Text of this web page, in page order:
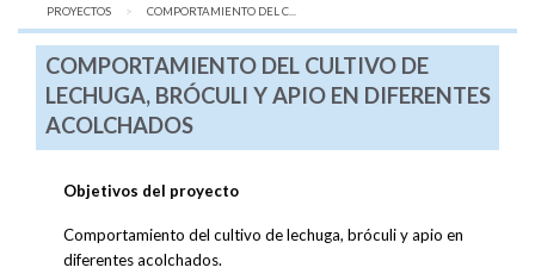
PROYECTOS
AQUÍ:
COMPORTAMIENTO DEL C...
COMPORTAMIENTO DEL CULTIVO DE
LECHUGA, BRÓCULI Y APIO EN DIFERENTES
ACOLCHADOS
Objetivos del proyecto
Comportamiento del cultivo de lechuga, bróculi y apio en
diferentes acolchados.